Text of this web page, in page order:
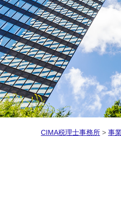
CIMA税理士事務所 > 事